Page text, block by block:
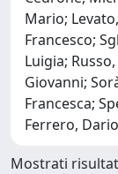
Mario;
Francesco;
Luigia;
Giovanni;
Francesca;
Ferrero,
Mostrati